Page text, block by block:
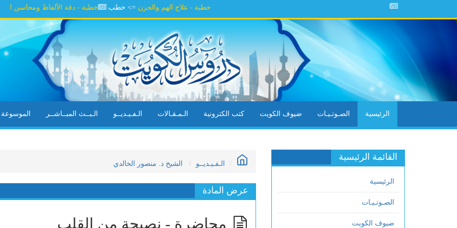
خطبة - دقة الألفاظ ومحاسن السلوك خطبة - علاج الهم والحزن => خطب
الرئيسية الصـوتـيـات ضيوف الكويت كتب الكترونية الـمـقـالات الـفـيـديــو الـبــث المبــاشــر الموسوعة
القائمة الرئيسية
الرئيسية
الصـوتـيـات
ضيوف الكويت
الـفـيـديــو الشيخ د. منصور الخالدي
عرض المادة
محاضرة - نصيحة من القلب